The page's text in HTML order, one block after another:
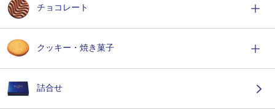
チョコレート
クッキー・焼き菓子
詰合せ